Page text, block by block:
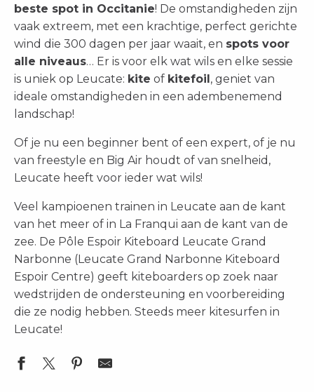
beste spot in Occitanie! De omstandigheden zijn
vaak extreem, met een krachtige, perfect gerichte
wind die 300 dagen per jaar waait, en spots voor
alle niveaus… Er is voor elk wat wils en elke sessie
is uniek op Leucate: kite of kitefoil, geniet van
ideale omstandigheden in een adembenemend
landschap!
Of je nu een beginner bent of een expert, of je nu
van freestyle en Big Air houdt of van snelheid,
Leucate heeft voor ieder wat wils!
Veel kampioenen trainen in Leucate aan de kant
van het meer of in La Franqui aan de kant van de
zee. De Pôle Espoir Kiteboard Leucate Grand
Narbonne (Leucate Grand Narbonne Kiteboard
Espoir Centre) geeft kiteboarders op zoek naar
wedstrijden de ondersteuning en voorbereiding
die ze nodig hebben. Steeds meer kitesurfen in
Leucate!